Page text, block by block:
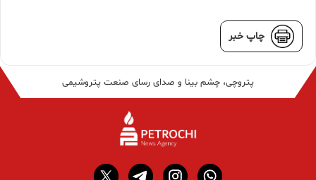
چاپ خبر
پتروچی، چشم بینا و صدای رسای صنعت پتروشیمی